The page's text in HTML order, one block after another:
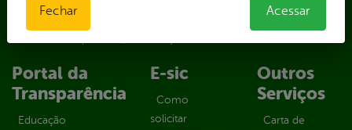
Portal da
Transparência
Educação
E-sic
Como
solicitar
Outros
Serviços
Carta de
Fechar Acessar